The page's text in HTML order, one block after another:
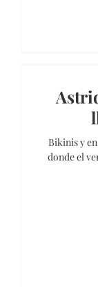
Bikinis y
donde el